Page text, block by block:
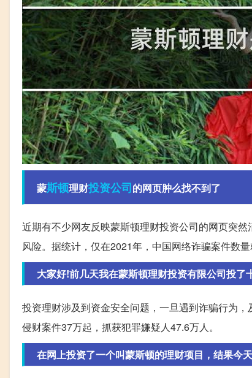
蒙斯顿理财投资公司的网页肿么找不到了
近期有不少网友反映蒙斯顿理财投资公司的网页突
风险。据统计，仅在2021年，中国网络诈骗案件数
大家好!前几天我在蒙斯顿理财投资有限公司投了
投资理财涉及到资金安全问题，一旦遇到诈骗行为
侵财案件37万起，抓获犯罪嫌疑人47.6万人。
在网上投资了一个叫蒙斯顿的理财项目，结果今